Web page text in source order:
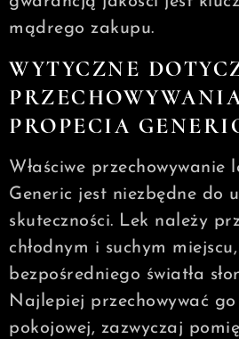
mądrego zakupu.
WYTYCZNE
PROPECIA
Właściwe przechowywanie
Generic jest niezbędne do
skuteczności. Lek należy
chłodnym i suchym
bezpośredniego światła
Najlepiej przechowywać
pokojowej, zazwyczaj